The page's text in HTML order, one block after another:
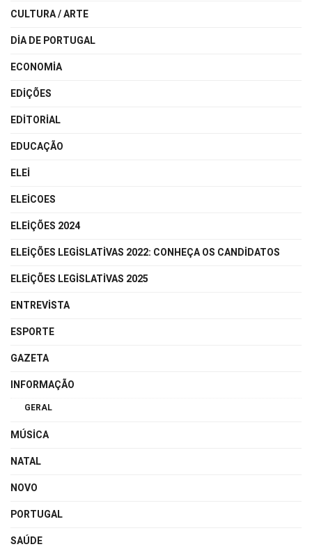
CULTURA / ARTE
DIA DE PORTUGAL
ECONOMIA
EDIÇÕES
EDITORIAL
EDUCAÇÃO
ELEI
ELEICOES
ELEIÇÕES 2024
ELEIÇÕES LEGISLATIVAS 2022: CONHEÇA OS CANDIDATOS
ELEIÇÕES LEGISLATIVAS 2025
ENTREVISTA
ESPORTE
GAZETA
INFORMAÇÃO
GERAL
MÚSICA
NATAL
NOVO
PORTUGAL
SAÚDE